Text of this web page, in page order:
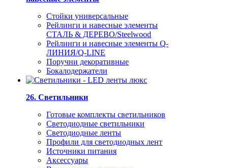
Стойки универсальные
Рейлинги и навесные элементы
СТАЛЬ & ДЕРЕВО/Steelwood
Рейлинги и навесные элементы Q-
ЛИНИЯ/Q-LINE
Поручни декоративные
Бокалодержатели
26. Светильники
Готовые комплекты светильников
Светодиодные светильники
Светодиодные ленты
Профили для светодиодных лент
Источники питания
Аксессуары